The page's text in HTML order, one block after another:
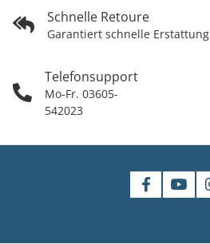
Schnelle Retoure
Garantiert schnelle Erstattung
Telefonsupport
Mo-Fr. 03605-
542023